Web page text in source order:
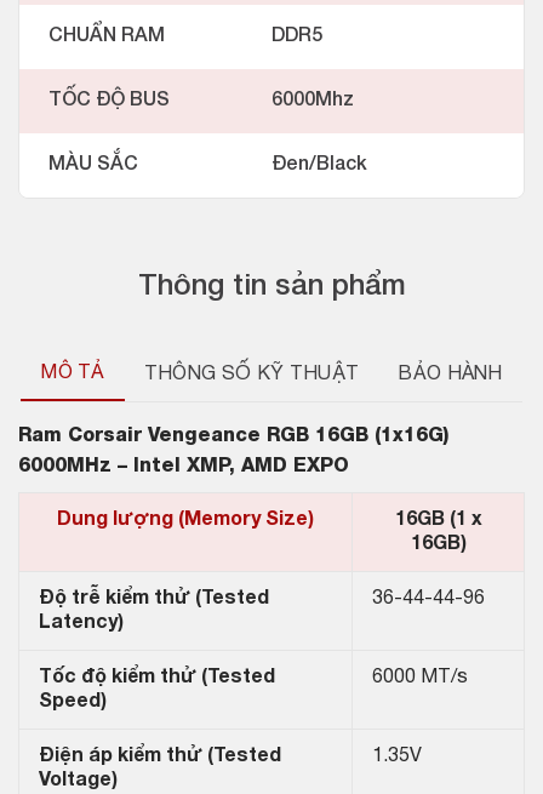
Thông tin sản phẩm
MÔ TẢ THÔNG SỐ KỸ THUẬT BẢO HÀNH
Ram Corsair Vengeance RGB 16GB (1x16G)
6000MHz – Intel XMP, AMD EXPO
Dung lượng (Memory Size)
16GB (1 x
16GB)
Độ trễ kiểm thử (Tested
Latency)
36-44-44-96
Tốc độ kiểm thử (Tested
Speed)
6000 MT/s
Điện áp kiểm thử (Tested
Voltage)
1.35V
CHUẨN RAM DDR5
TỐC ĐỘ BUS 6000Mhz
MÀU SẮC Đen/Black